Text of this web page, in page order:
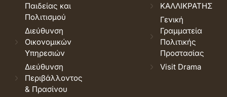
Παιδείας και
Πολιτισμού
Διεύθυνση
Οικονομικών
Υπηρεσιών
Διεύθυνση
Περιβάλλοντος
& Πρασίνου
ΚΑΛΛΙΚΡΑΤΗΣ
Γενική
Γραμματεία
Πολιτικής
Προστασίας
Visit Drama